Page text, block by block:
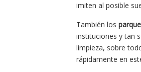
imiten al posible
También los
instituciones y tan
limpieza, sobre
rápidamente en